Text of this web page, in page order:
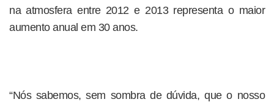
na atmosfera entre 2012 e 2013 representa o maior
aumento anual em 30 anos.
“Nós sabemos, sem sombra de dúvida, que o nosso